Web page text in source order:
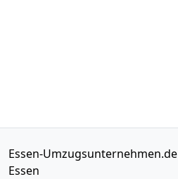
Essen-Umzugsunternehmen.de
Essen